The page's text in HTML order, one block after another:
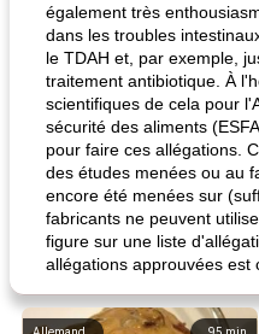
également très
dans les troubles
le TDAH et, par exemple,
traitement antibiotique. À
scientifiques de cela pour
sécurité des aliments
pour faire ces allégations.
des études menées ou au
encore été menées sur
fabricants ne peuvent
figure sur une liste
allégations approuvées est